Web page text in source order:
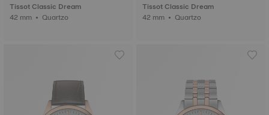
Tissot Classic Dream
42 mm • Quartzo
Tissot Classic Dream
42 mm • Quartzo